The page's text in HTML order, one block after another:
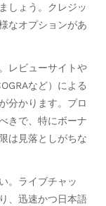
しょう。クレジッ
なオプションがあ
レビューサイトや
など）による
分かります。プロ
きで、特にボーナ
は見落としがちな
。ライブチャッ
、迅速かつ日本語